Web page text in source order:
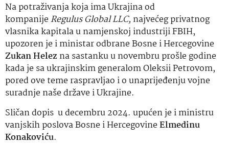
Na potraživanja koja ima Ukrajina od
kompanijeRegulus Global LLC, najvećeg privatnog
vlasnika kapitala u namjenskoj industriji FBIH,
upozoren je i ministar odbrane Bosne i Hercegovine
Zukan Helezna sastanku u novembru prošle godine
kada je sa ukrajinskim generalom Oleksii Petrovom,
pored ove teme raspravljao i o unaprijeđenju vojne
suradnje naše države i Ukrajine.
Sličan dopis u decembru 2024. upućen je i ministru
vanjskih poslova Bosne i HercegovineElmedinu
Konakoviću.